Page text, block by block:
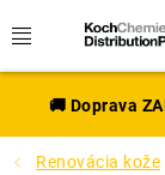
na
EXTERIÉR
DISKY A PNEU
🚚 Doprava
Renovácia kože